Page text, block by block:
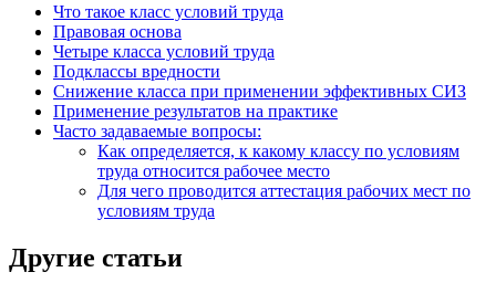
Что такое класс условий труда
Правовая основа
Четыре класса условий труда
Подклассы вредности
Снижение класса при применении эффективных СИЗ
Применение результатов на практике
Часто задаваемые вопросы:
Как определяется, к какому классу по условиям
труда относится рабочее место
Для чего проводится аттестация рабочих мест по
условиям труда
Другие статьи